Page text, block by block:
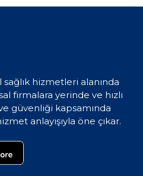
hizmetleri alanında
firmalara yerinde ve hızlı
güvenliği kapsamında
anlayışıyla öne çıkar.